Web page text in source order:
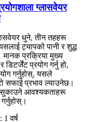
ग्लासवेयर
धुने, तीन तहहरू
ट्यापको पानी र शुद्ध
मानक प्रक्रिया मुख्य
डिटर्जेंट प्रयोग गर्नु हो,
गर्नुहोस्, यसले
सफाई प्रभाव ल्याउनेछ।
सुकाउने आवश्यकताहरू
1 वर्ष